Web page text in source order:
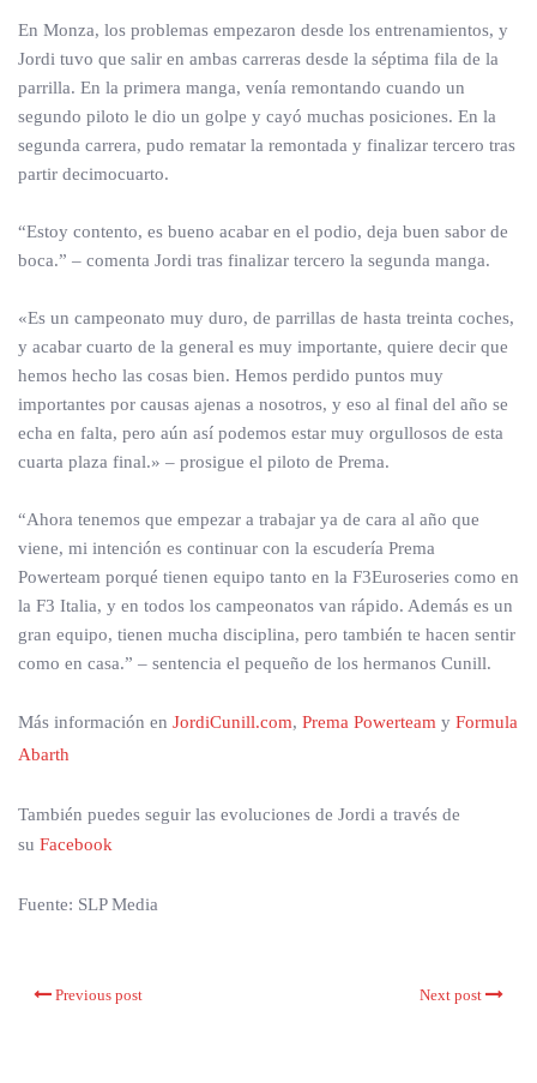
En Monza, los problemas empezaron desde los entrenamientos, y
Jordi tuvo que salir en ambas carreras desde la séptima fila de la
parrilla. En la primera manga, venía remontando cuando un
segundo piloto le dio un golpe y cayó muchas posiciones. En la
segunda carrera, pudo rematar la remontada y finalizar tercero tras
partir decimocuarto.
“Estoy contento, es bueno acabar en el podio, deja buen sabor de
boca.” – comenta Jordi tras finalizar tercero la segunda manga.
«Es un campeonato muy duro, de parrillas de hasta treinta coches,
y acabar cuarto de la general es muy importante, quiere decir que
hemos hecho las cosas bien. Hemos perdido puntos muy
importantes por causas ajenas a nosotros, y eso al final del año se
echa en falta, pero aún así podemos estar muy orgullosos de esta
cuarta plaza final.» – prosigue el piloto de Prema.
“Ahora tenemos que empezar a trabajar ya de cara al año que
viene, mi intención es continuar con la escudería Prema
Powerteam porqué tienen equipo tanto en la F3Euroseries como en
la F3 Italia, y en todos los campeonatos van rápido. Además es un
gran equipo, tienen mucha disciplina, pero también te hacen sentir
como en casa.” – sentencia el pequeño de los hermanos Cunill.
Más información en JordiCunill.com, Prema Powerteam y Formula
Abarth
También puedes seguir las evoluciones de Jordi a través de
su Facebook
Fuente: SLP Media
Previous post Next post